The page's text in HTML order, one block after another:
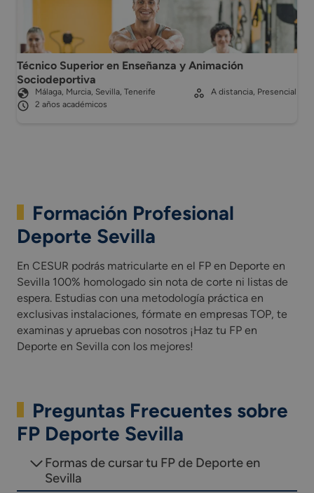
Técnico Superior en Enseñanza y Animación
Sociodeportiva
Málaga, Murcia, Sevilla, Tenerife
2 años académicos
A distancia, Presencial
Formación Profesional
Deporte Sevilla
En CESUR podrás matricularte en el FP en Deporte en
Sevilla 100% homologado sin nota de corte ni listas de
espera. Estudias con una metodología práctica en
exclusivas instalaciones, fórmate en empresas TOP, te
examinas y apruebas con nosotros ¡Haz tu FP en
Deporte en Sevilla con los mejores!
Preguntas Frecuentes sobre
FP Deporte Sevilla
Formas de cursar tu FP de Deporte en
Sevilla